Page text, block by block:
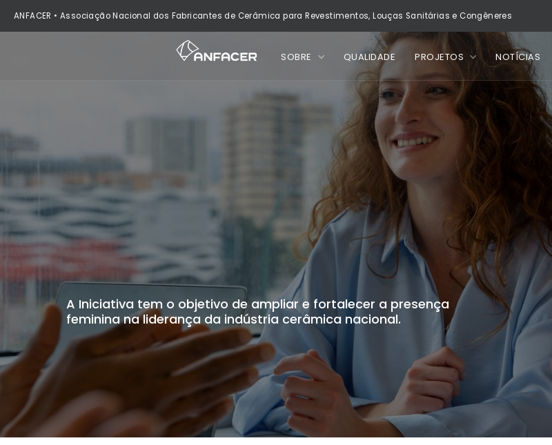
ANFACER • Associação Nacional dos Fabricantes de Cerâmica para Revestimentos, Louças Sanitárias e Congêneres
SOBRE QUALIDADE PROJETOS NOTÍCIAS
A Iniciativa tem o objetivo de ampliar e fortalecer a presença
feminina na liderança da indústria cerâmica nacional.